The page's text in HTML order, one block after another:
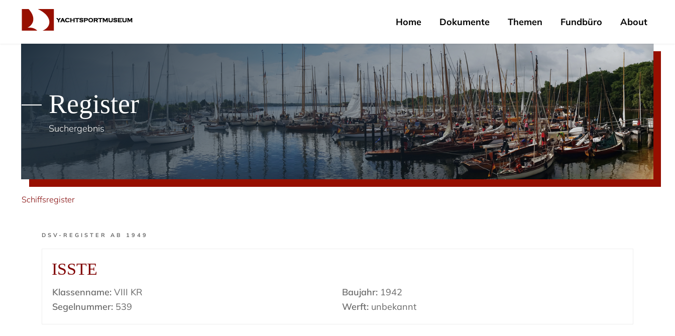
Home Dokumente Themen Fundbüro About
Register
Suchergebnis
Schiffsregister
DSV-REGISTER AB 1949
ISSTE
Klassenname: VIII KR Baujahr:1942
Segelnummer: 539 Werft:unbekannt